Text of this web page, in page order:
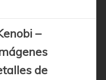
–
de